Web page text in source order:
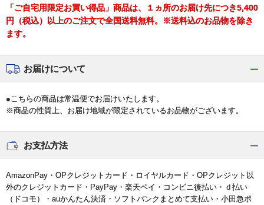
「ご自宅用限定お買い得品」商品は、１ヵ所のお届け先につき5,400
円（税込）以上のご注文で全国送料無料。※送料込のお品物を除き
ます。
お届けについて
●こちらの商品は常温便でお届けいたします。
※商品の性質上、お届け地域が限定されているお品物がございます。
お支払方法
AmazonPay・OPクレジットカード・ロイヤルカード・OPクレジット以
外のクレジットカード・PayPay・楽天ペイ・コンビニ後払い・ｄ払い
（ドコモ）・auかんたん決済・ソフトバンクまとめて支払い・小田急ポ